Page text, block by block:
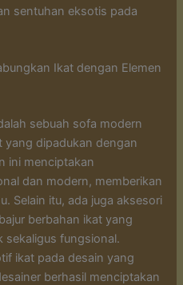
sentuhan eksotis pada
Ikat dengan Elemen
sebuah sofa modern
yang dipadukan dengan
ini menciptakan
dan modern, memberikan
Selain itu, ada juga aksesori
berbahan ikat yang
sekaligus fungsional.
ikat pada desain yang
berhasil menciptakan